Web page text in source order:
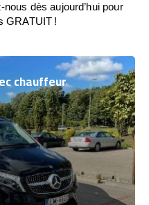
dès aujourd’hui pour
GRATUIT !
chauffeur